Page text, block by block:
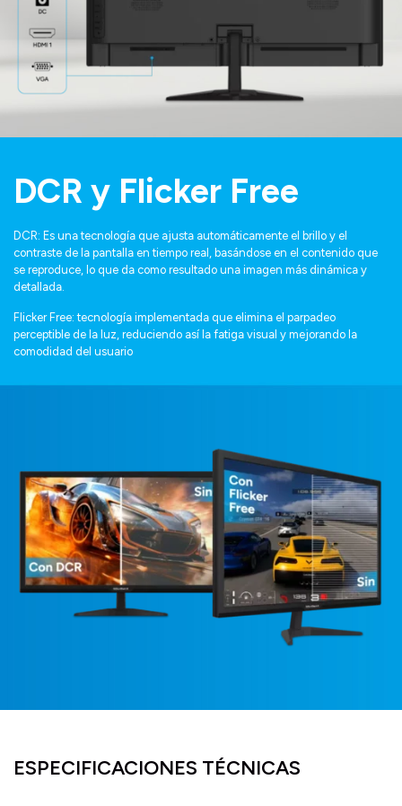
DCR y Flicker Free
DCR: Es una tecnología que ajusta automáticamente el brillo y el
contraste de la pantalla en tiempo real, basándose en el contenido que
se reproduce, lo que da como resultado una imagen más dinámica y
detallada.
Flicker Free: tecnología implementada que elimina el parpadeo
perceptible de la luz, reduciendo así la fatiga visual y mejorando la
comodidad del usuario
ESPECIFICACIONES TÉCNICAS